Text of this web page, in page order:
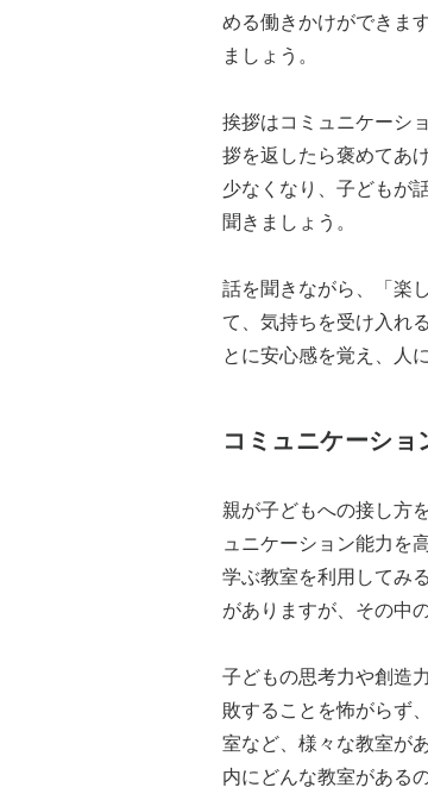
める働きかけができま
ましょう。
挨拶はコミュニケーシ
拶を返したら褒めてあ
少なくなり、子どもが
聞きましょう。
話を聞きながら、「楽
て、気持ちを受け入れ
とに安心感を覚え、人
コミュニケーショ
親が子どもへの接し方
ュニケーション能力を
学ぶ教室を利用してみ
がありますが、その中
子どもの思考力や創造
敗することを怖がらず
室など、様々な教室が
内にどんな教室がある